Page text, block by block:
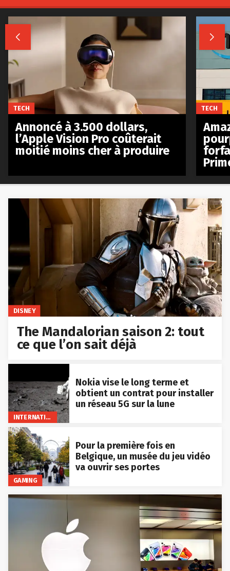
DISNEY
The Mandalorian saison 2: tout
ce que l’on sait déjà
INTERNATIONAL
Nokia vise le long terme et
obtient un contrat pour installer
un réseau 5G sur la lune
GAMING
Pour la première fois en
Belgique, un musée du jeu vidéo
va ouvrir ses portes
 
TECH
Annoncé à 3.500 dollars,
l’Apple Vision Pro coûterait
moitié moins cher à produire
TECH